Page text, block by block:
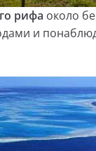
рифа около
и